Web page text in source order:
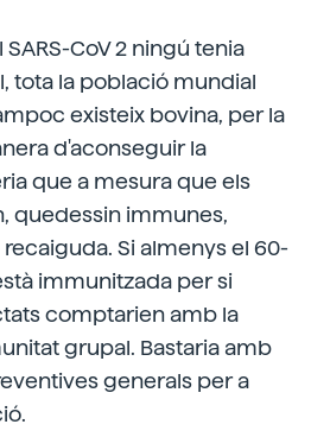
CoV 2 ningú tenia
tota la població mundial
existeix bovina, per la
d'aconseguir la
que a mesura que els
quedessin immunes,
Si almenys el 60-
immunitzada per si
comptarien amb la
grupal. Bastaria amb
generals per a